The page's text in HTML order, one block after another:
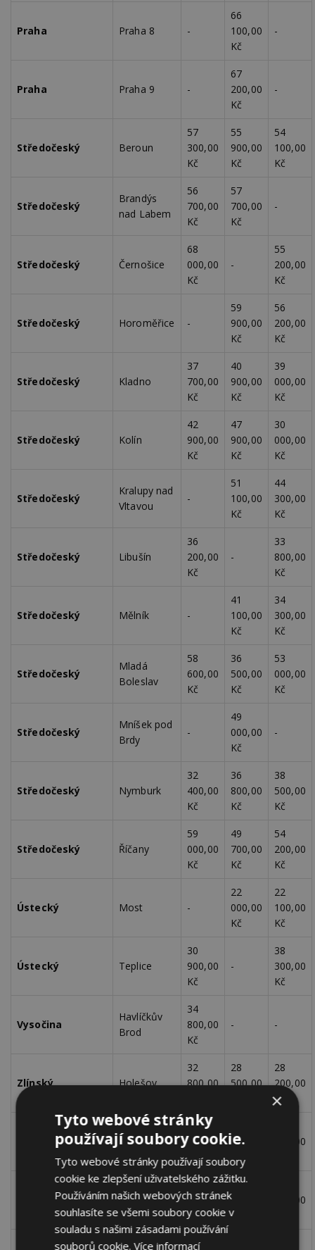
Praha Praha 8 -
66
100,00
Kč
-
Praha Praha 9 -
67
200,00
Kč
-
Středočeský Beroun
57
300,00
Kč
55
900,00
Kč
54
100,00
Kč
Středočeský
Brandýs
nad Labem
56
700,00
Kč
57
700,00
Kč
-
Středočeský Černošice
68
000,00
Kč
-
55
200,00
Kč
Středočeský Horoměřice -
59
900,00
Kč
56
200,00
Kč
Středočeský Kladno
37
700,00
Kč
40
900,00
Kč
39
000,00
Kč
Středočeský Kolín
42
900,00
Kč
47
900,00
Kč
30
000,00
Kč
Středočeský
Kralupy nad
Vltavou
-
51
100,00
Kč
44
300,00
Kč
Středočeský Libušín
36
200,00
Kč
-
33
800,00
Kč
Středočeský Mělník -
41
100,00
Kč
34
300,00
Kč
Středočeský
Mladá
Boleslav
58
600,00
Kč
36
500,00
Kč
53
000,00
Kč
Středočeský
Mníšek pod
Brdy
-
49
000,00
Kč
-
Středočeský Nymburk
32
400,00
Kč
36
800,00
Kč
38
500,00
Kč
Středočeský Říčany
59
000,00
Kč
49
700,00
Kč
54
200,00
Kč
Ústecký Most -
22
000,00
Kč
22
100,00
Kč
Ústecký Teplice
30
900,00
Kč
-
38
300,00
Kč
Vysočina
Havlíčkův
Brod
34
800,00
Kč
- -
Zlínský Holešov
32
800,00
28
500,00
28
200,00
Kč
Kroměříž
41
200,00
Kč
600,00
Kč
900,00
Uherské
Hradiště
39
000,00
Kč
35
900,00
Kč
800,00
36
×
Tyto webové stránky
používají soubory cookie.
Tyto webové stránky používají soubory
cookie ke zlepšení uživatelského zážitku.
Používáním našich webových stránek
souhlasíte se všemi soubory cookie v
souladu s našimi zásadami používání
souborů cookie.Více informací